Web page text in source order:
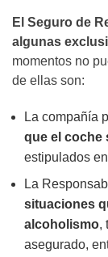
El Seguro de
algunas
momentos no
de ellas son:
La compañía
que el coche
estipulados
La
situaciones
alcoholismo,
asegurado,